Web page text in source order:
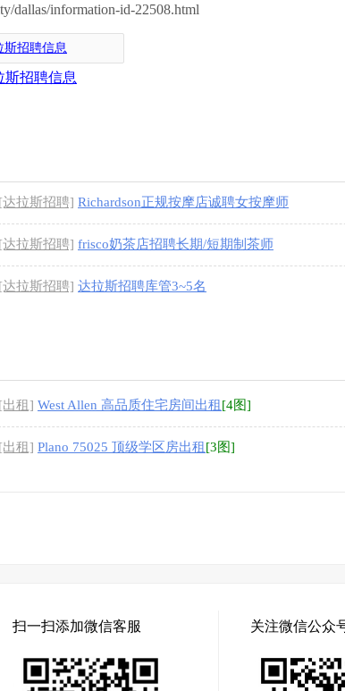
dallas/information-id-22508.html
斯招聘信息
斯招聘信息
[达拉斯招聘] Richardson正规按摩店诚聘女按摩师
[达拉斯招聘] frisco奶茶店招聘长期/短期制茶师
[达拉斯招聘] 达拉斯招聘库管3~5名
[出租] West Allen 高品质住宅房间出租 [4图]
[出租] Plano 75025 顶级学区房出租 [3图]
扫一扫添加微信客服 关注微信公众